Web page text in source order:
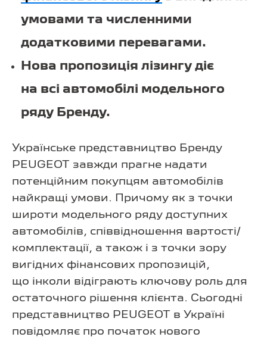
умовами та численними
додатковими перевагами.
Нова пропозиція лізингу діє
на всі автомобілі модельного
ряду Бренду.
Українське представництво Бренду
PEUGEOT завжди прагне надати
потенційним покупцям автомобілів
найкращі умови. Причому як з точки
широти модельного ряду доступних
автомобілів, співвідношення вартості/
комплектації, а також і з точки зору
вигідних фінансових пропозицій,
що інколи відіграють ключову роль для
остаточного рішення клієнта. Сьогодні
представництво PEUGEOT в Україні
повідомляє про початок нового